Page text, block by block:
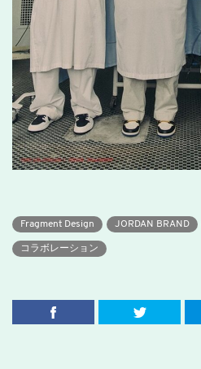
Fragment Design JORDAN BRAND
コラボレーション